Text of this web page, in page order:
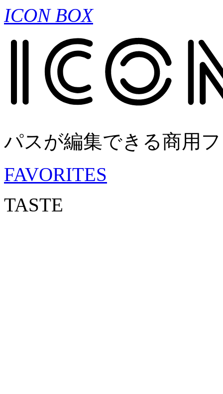
ICON BOX
パスが編集できる商用
FAVORITES
TASTE